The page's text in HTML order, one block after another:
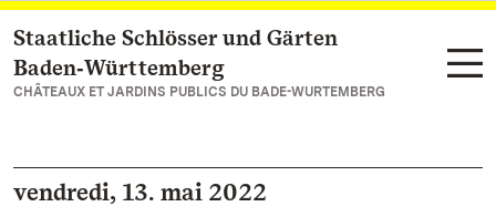
Vers la page d’accueil
Staatliche Schlösser und Gärten
Baden‑Württemberg
CHÂTEAUX ET JARDINS PUBLICS DU BADE-WURTEMBERG
vendredi, 13. mai 2022